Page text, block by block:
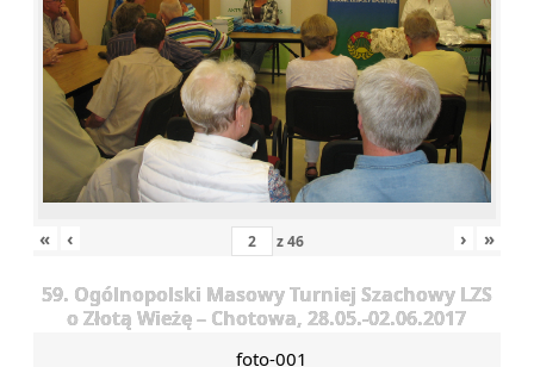
« ‹ z46 › »
59. Ogólnopolski Masowy Turniej Szachowy LZS
o Złotą Wieżę – Chotowa, 28.05.-02.06.2017
foto-001